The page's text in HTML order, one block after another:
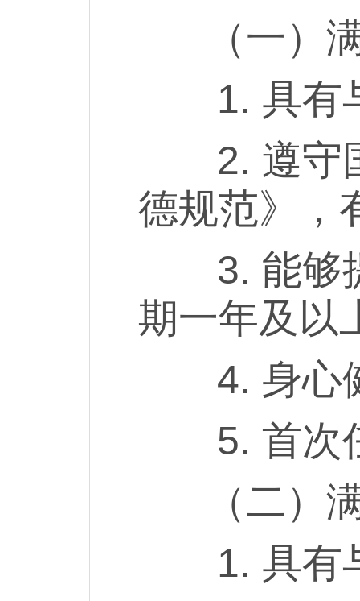
（一）满
1. 具有与
2. 遵守国
德规范》，
3. 能够提
期一年及以
4. 身心健
5. 首次任
（二）满
1. 具有与